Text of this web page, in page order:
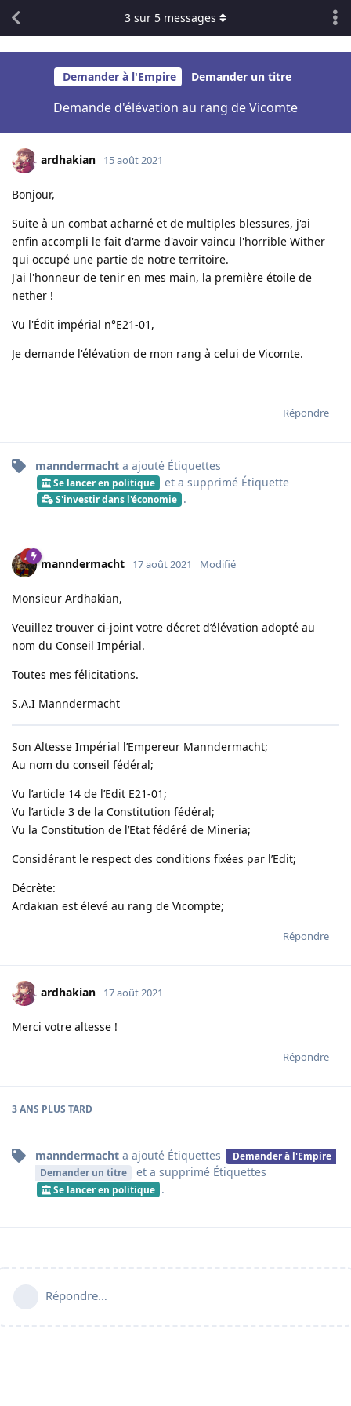
Demander à l'Empire Demander un titre
Demande d'élévation au rang de Vicomte
3 sur 5 messages
ardhakian 15 août 2021
Bonjour,
Suite à un combat acharné et de multiples blessures, j'ai
enfin accompli le fait d'arme d'avoir vaincu l'horrible Wither
qui occupé une partie de notre territoire.
J'ai l'honneur de tenir en mes main, la première étoile de
nether !
Vu l'Édit impérial n°E21-01,
Je demande l'élévation de mon rang à celui de Vicomte.
Répondre
manndermacht a ajouté Étiquettes
Se lancer en politique et a supprimé Étiquette
S'investir dans l'économie .
manndermacht 17 août 2021 Modifié
Monsieur Ardhakian,
Veuillez trouver ci-joint votre décret d’élévation adopté au
nom du Conseil Impérial.
Toutes mes félicitations.
S.A.I Manndermacht
Son Altesse Impérial l’Empereur Manndermacht;
Au nom du conseil fédéral;
Vu l’article 14 de l’Edit E21-01;
Vu l’article 3 de la Constitution fédéral;
Vu la Constitution de l’Etat fédéré de Mineria;
Considérant le respect des conditions fixées par l’Edit;
Décrète:
Ardakian est élevé au rang de Vicompte;
Répondre
ardhakian 17 août 2021
Merci votre altesse !
Répondre
3 ANS PLUS TARD
manndermacht a ajouté Étiquettes
Demander à l'Empire
Demander un titre
et a supprimé Étiquettes
Se lancer en politique .
Répondre…